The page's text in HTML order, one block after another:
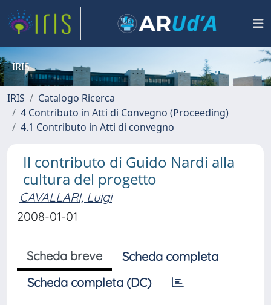
IRIS
IRIS
Catalogo Ricerca
4 Contributo in Atti di Convegno (Proceeding)
4.1 Contributo in Atti di convegno
Il contributo di Guido Nardi alla
cultura del progetto
CAVALLARI, Luigi
2008-01-01
Scheda breve
Scheda completa
Scheda completa (DC)